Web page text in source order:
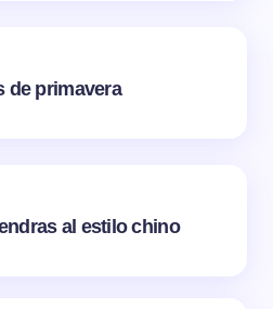
de primavera
al estilo chino